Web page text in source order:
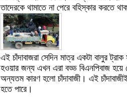
তাদেরকে থামাতে না পেরে বহিস্কার করতে
এই চাঁদাবাজরা সেদিন মাত্র একটা বালুর ট্রাক
হওয়ার জন্য এখন এরা বড্ড বিএনপিবাজ হয়ে
অন্যতম কারণ হলো চাঁদাবাজী। এই
হতে পারে।